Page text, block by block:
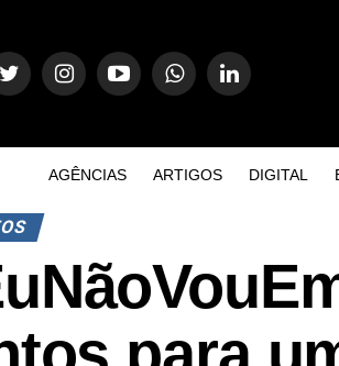
AGÊNCIAS ARTIGOS DIGITAL